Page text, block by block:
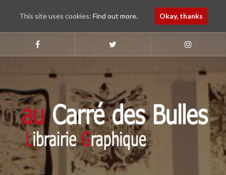
nous
Faebook
nous
nous
Instagram
This site uses cookies: Find out more. Okay, thanks